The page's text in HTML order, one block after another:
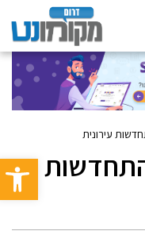
פתח
עירונית